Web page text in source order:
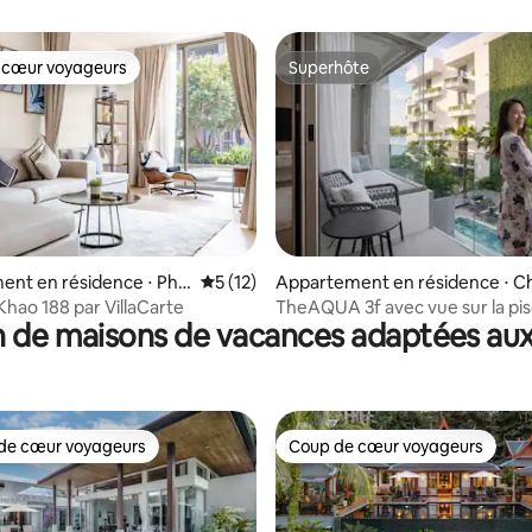
la base de 67 commentaires : 4,88 sur 5
voyageurs
voyageurs
en résidence ⋅ Phu Évaluation moyenne sur la base de 12
5 (12)
188 par VillaCarte
Superhôte
Superhôte
Appartement en résidence ⋅
eng Thale
TheAQUA 3f avec vue sur la
lac @BoatAvenue (Laguna
de maisons de vacances adaptées
cœur voyageurs les plus appréciés
cœur voyageurs Coup de cœur voyageurs
Coup de cœur voyageurs